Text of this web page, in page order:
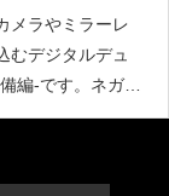
メラやミラーレ
むデジタルデュ
編-です。ネガフ
-準備編- ← 今
ル化する方